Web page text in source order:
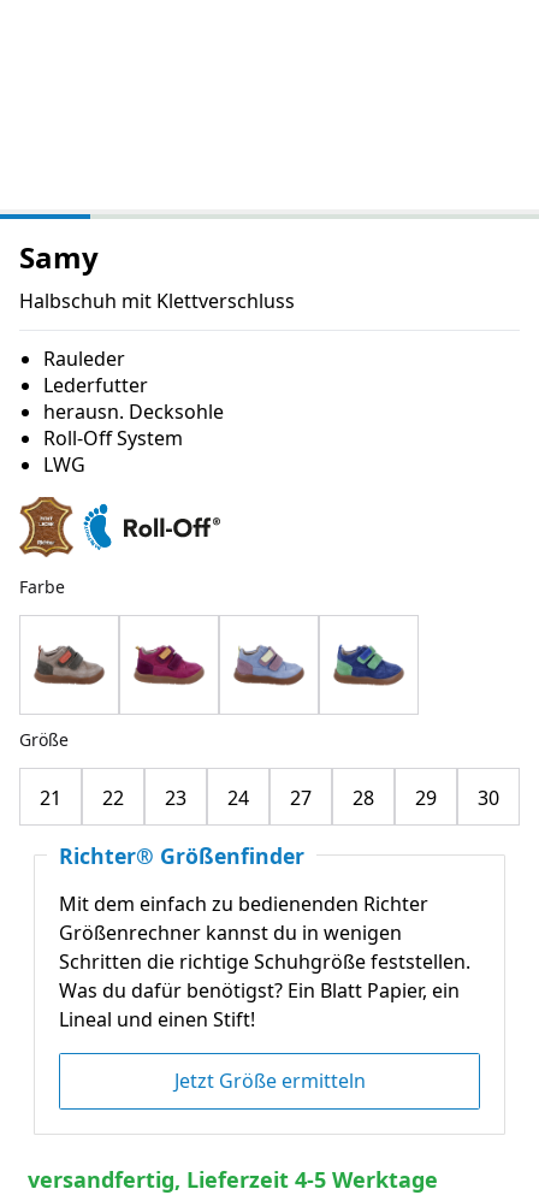
Samy
Halbschuh mit Klettverschluss
Rauleder
Lederfutter
herausn. Decksohle
Roll-Off System
LWG
Farbe
Größe
21 22 23 24 27 28 29 30
Richter® Größenfinder
Mit dem einfach zu bedienenden Richter
Größenrechner kannst du in wenigen
Schritten die richtige Schuhgröße feststellen.
Was du dafür benötigst? Ein Blatt Papier, ein
Lineal und einen Stift!
Jetzt Größe ermitteln
versandfertig, Lieferzeit 4-5 Werktage